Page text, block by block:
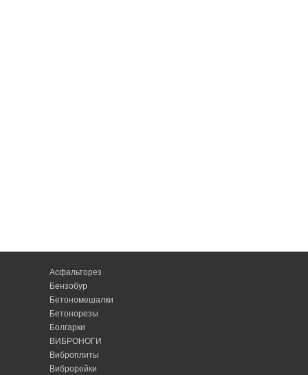
Асфальторез
Бензобур
Бетономешалки
Бетонорезы
Болгарки
ВИБРОНОГИ
Виброплиты
Виброрейки